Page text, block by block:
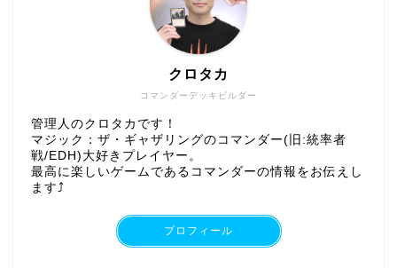
コマンダーデッキビルダー
クロタカ
管理人のクロタカです！
マジック：ザ・ギャザリングのコマンダー(旧:統率者
戦/EDH)大好きプレイヤー。
最高に楽しいゲームであるコマンダーの情報をお伝えし
ます⤴︎
プロフィール